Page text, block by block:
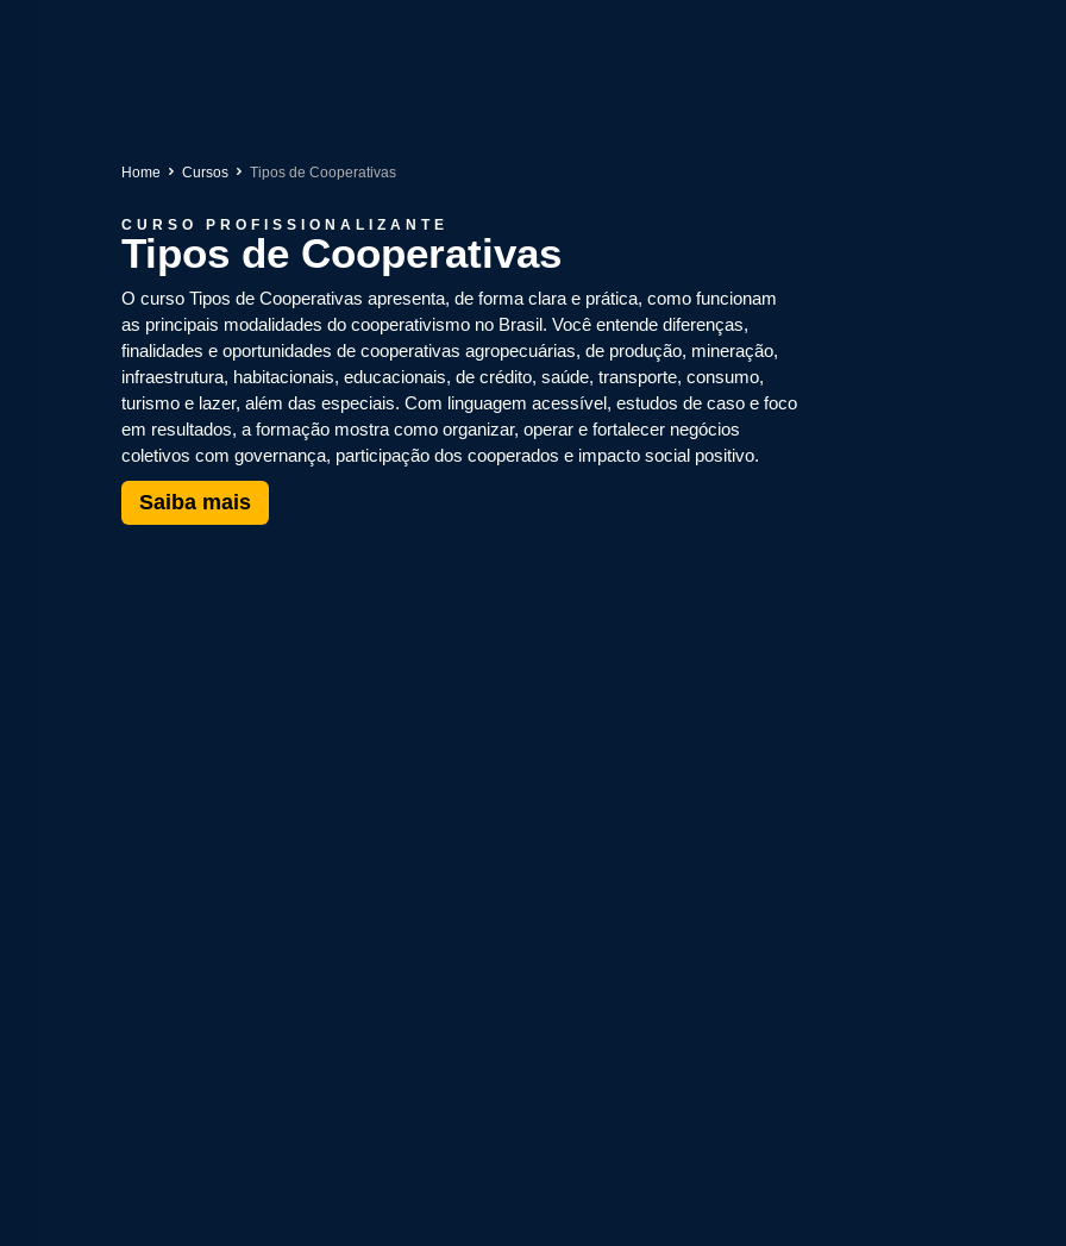
Home Cursos Tipos de Cooperativas
CURSO PROFISSIONALIZANTE
Tipos de Cooperativas
O curso Tipos de Cooperativas apresenta, de forma clara e prática, como funcionam
as principais modalidades do cooperativismo no Brasil. Você entende diferenças,
finalidades e oportunidades de cooperativas agropecuárias, de produção, mineração,
infraestrutura, habitacionais, educacionais, de crédito, saúde, transporte, consumo,
turismo e lazer, além das especiais. Com linguagem acessível, estudos de caso e foco
em resultados, a formação mostra como organizar, operar e fortalecer negócios
coletivos com governança, participação dos cooperados e impacto social positivo.
Saiba mais